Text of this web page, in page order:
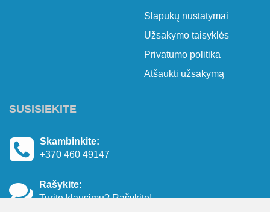
Slapukų nustatymai
Užsakymo taisyklės
Privatumo politika
Atšaukti užsakymą
SUSISIEKITE
Skambinkite:
+370 460 49147
Rašykite:
Turite klausimų? Rašykite!